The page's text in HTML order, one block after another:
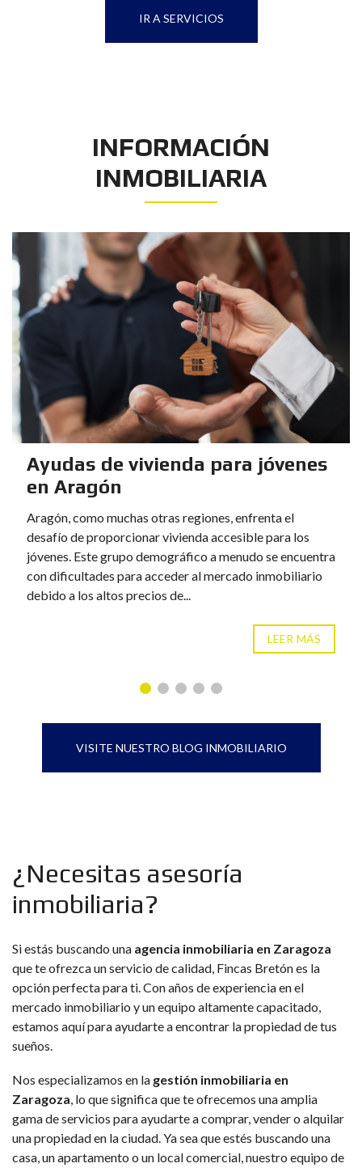
IR A SERVICIOS
INFORMACIÓN
INMOBILIARIA
Ayudas de vivienda para jóvenes
en Aragón
Aragón, como muchas otras regiones, enfrenta el
desafío de proporcionar vivienda accesible para los
jóvenes. Este grupo demográfico a menudo se encuentra
con dificultades para acceder al mercado inmobiliario
debido a los altos precios de...
LEER MÁS
VISITE NUESTRO BLOG INMOBILIARIO
¿Necesitas asesoría
inmobiliaria?
Si estás buscando una agencia inmobiliaria en Zaragoza
que te ofrezca un servicio de calidad, Fincas Bretón es la
opción perfecta para ti. Con años de experiencia en el
mercado inmobiliario y un equipo altamente capacitado,
estamos aquí para ayudarte a encontrar la propiedad de tus
sueños.
Nos especializamos en la gestión inmobiliaria en
Zaragoza, lo que significa que te ofrecemos una amplia
gama de servicios para ayudarte a comprar, vender o alquilar
una propiedad en la ciudad. Ya sea que estés buscando una
casa, un apartamento o un local comercial, nuestro equipo de